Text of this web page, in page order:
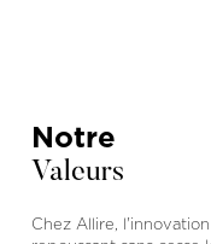
Notre
Valeurs
Chez Allire,